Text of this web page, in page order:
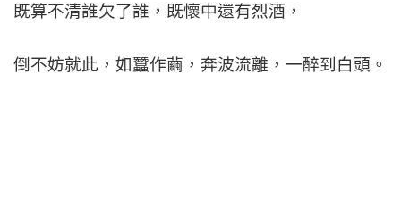
既算不清誰欠了誰，既懷中還有烈酒，
倒不妨就此，如蠶作繭，奔波流離，一醉到白頭。